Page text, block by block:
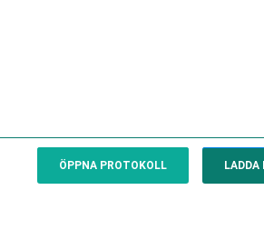
ÖPPNA PROTOKOLL LADDA